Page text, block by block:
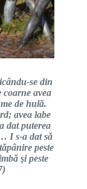
se din
coarne avea
de hulă.
avea labe
dat puterea
I s-a dat să
peste
şi peste